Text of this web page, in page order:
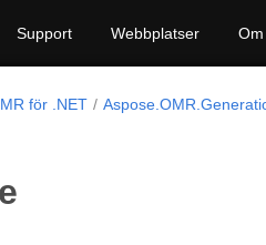
Support Webbplatser Om
för .NET